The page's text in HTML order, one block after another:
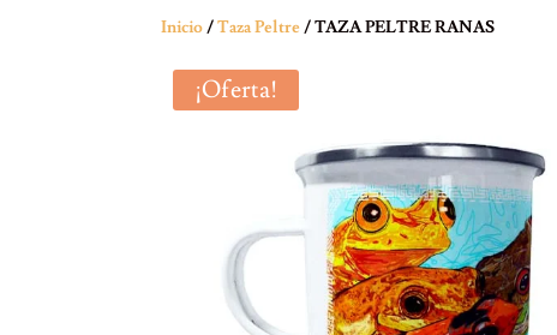
Inicio/Taza Peltre/ TAZA PELTRE RANAS
¡Oferta!